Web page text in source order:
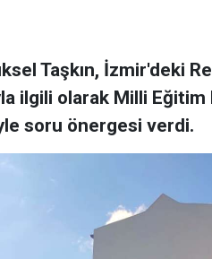
Taşkın, İzmir'deki
ilgili olarak Milli
soru önergesi verdi.